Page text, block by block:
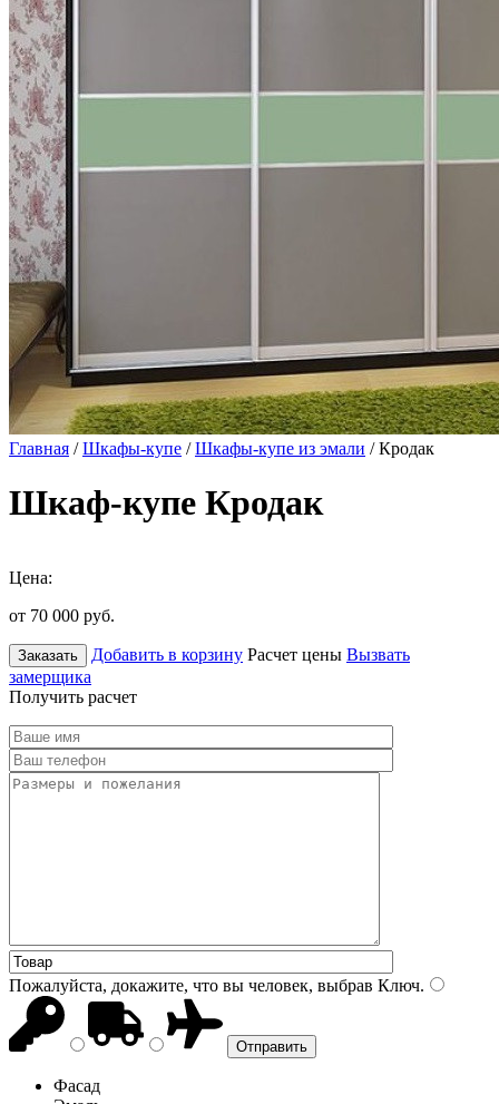
Главная /Шкафы-купе /Шкафы-купе из эмали / Кродак
Шкаф-купе Кродак
Цена:
от 70 000 руб.
Заказать Добавить в корзину Расчет цены Вызвать
замерщика
Получить расчет
Пожалуйста, докажите, что вы человек, выбрав Ключ.
Фасад